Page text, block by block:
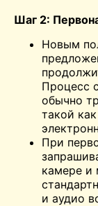
Шаг 2:
Новым
Процесс
обычно
такой
При
камере и
и аудио